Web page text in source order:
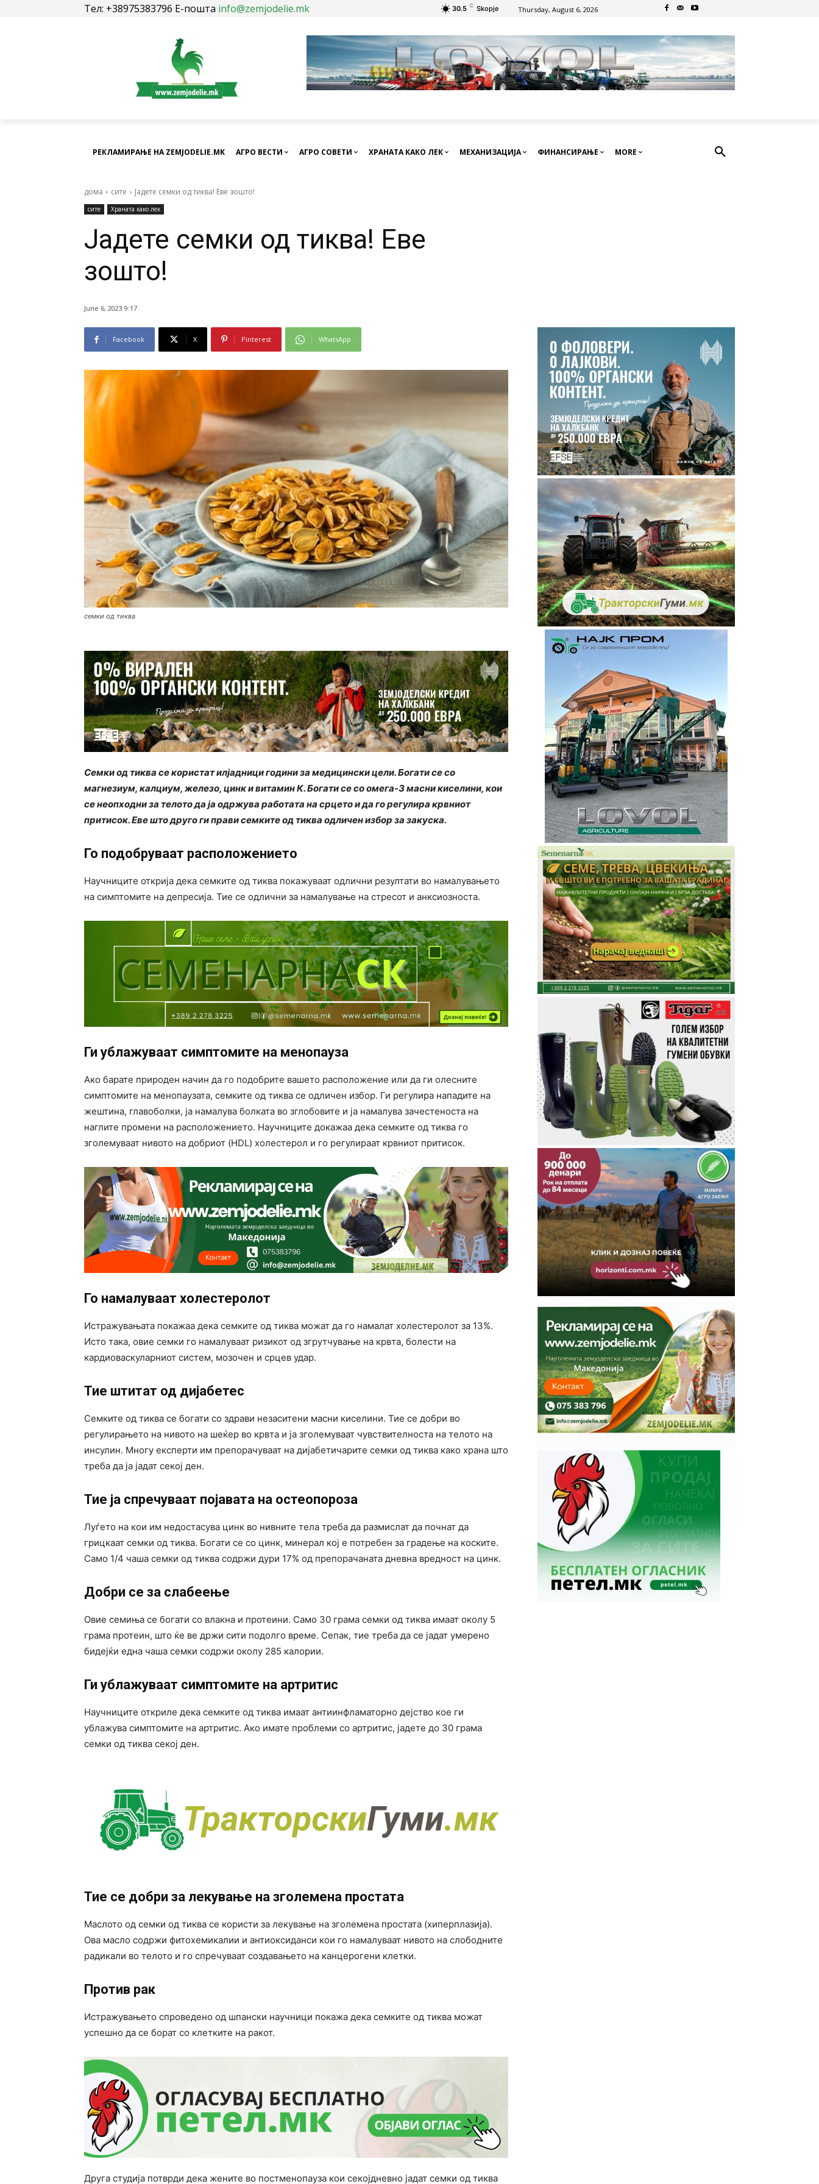
Тел: +38975383796 Е-пошта info@zemjodelie.mk 30.5 C Skopje Thursday, August 6, 2026
РЕКЛАМИРАЊЕ НА ZEMJODELIE.MK АГРО ВЕСТИ АГРО СОВЕТИ ХРАНАТА КАКО ЛЕК МЕХАНИЗАЦИЈА ФИНАНСИРАЊЕ MORE
дома сите Јадете семки од тиква! Еве зошто!
сите Храната како лек
Јадете семки од тиква! Еве
зошто!
June 6, 2023 9:17
Facebook X Pinterest WhatsApp
семки од тиква
Семки од тиква се користат илјадници години за медицински цели. Богати се со
магнезиум, калциум, железо, цинк и витамин К. Богати се со омега-3 масни киселини, кои
се неопходни за телото да ја одржува работата на срцето и да го регулира крвниот
притисок. Еве што друго ги прави семките од тиква одличен избор за закуска.
Го подобруваат расположението
Научниците открија дека семките од тиква покажуваат одлични резултати во намалувањето
на симптомите на депресија. Тие се одлични за намалување на стресот и анксиозноста.
Ги ублажуваат симптомите на менопауза
Ако барате природен начин да го подобрите вашето расположение или да ги олесните
симптомите на менопаузата, семките од тиква се одличен избор. Ги регулира нападите на
жештина, главоболки, ја намалува болката во зглобовите и ја намалува зачестеноста на
наглите промени на расположението. Научниците докажаа дека семките од тиква го
зголемуваат нивото на добриот (HDL) холестерол и го регулираат крвниот притисок.
Го намалуваат холестеролот
Истражувањата покажаа дека семките од тиква можат да го намалат холестеролот за 13%.
Исто така, овие семки го намалуваат ризикот од згрутчување на крвта, болести на
кардиоваскуларниот систем, мозочен и срцев удар.
Тие штитат од дијабетес
Семките од тиква се богати со здрави незаситени масни киселини. Тие се добри во
регулирањето на нивото на шеќер во крвта и ја зголемуваат чувствителноста на телото на
инсулин. Многу експерти им препорачуваат на дијабетичарите семки од тиква како храна што
треба да ја јадат секој ден.
Тие ја спречуваат појавата на остеопороза
Луѓето на кои им недостасува цинк во нивните тела треба да размислат да почнат да
грицкаат семки од тиква. Богати се со цинк, минерал кој е потребен за градење на коските.
Само 1/4 чаша семки од тиква содржи дури 17% од препорачаната дневна вредност на цинк.
Добри се за слабеење
Овие семиња се богати со влакна и протеини. Само 30 грама семки од тиква имаат околу 5
грама протеин, што ќе ве држи сити подолго време. Сепак, тие треба да се јадат умерено
бидејќи една чаша семки содржи околу 285 калории.
Ги ублажуваат симптомите на артритис
Научниците откриле дека семките од тиква имаат антиинфламаторно дејство кое ги
ублажува симптомите на артритис. Ако имате проблеми со артритис, јадете до 30 грама
семки од тиква секој ден.
Тие се добри за лекување на зголемена простата
Маслото од семки од тиква се користи за лекување на зголемена простата (хиперплазија).
Ова масло содржи фитохемикалии и антиоксиданси кои го намалуваат нивото на слободните
радикали во телото и го спречуваат создавањето на канцерогени клетки.
Против рак
Истражувањето спроведено од шпански научници покажа дека семките од тиква можат
успешно да се борат со клетките на ракот.
Друга студија потврди дека жените во постменопауза кои секојдневно јадат семки од тиква